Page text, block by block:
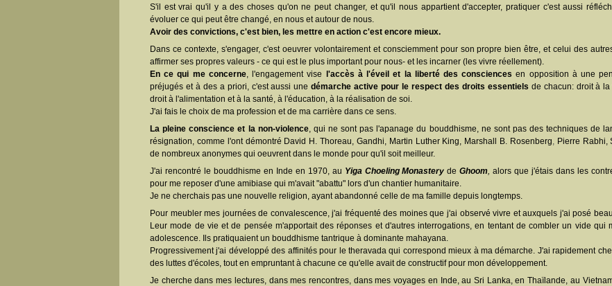
S'il est vrai qu'il y a des choses qu'on ne peut changer, et qu'il nous appartient d'accepter, pratiquer c'est aussi
évoluer ce qui peut être changé, en nous et autour de nous.
Avoir des convictions, c'est bien, les mettre en action c'est encore mieux.
Dans ce contexte, s'engager, c'est oeuvrer volontairement et consciemment pour son propre bien être, et celui des
affirmer ses propres valeurs - ce qui est le plus important pour nous- et les incarner (les vivre réellement).
En ce qui me concerne, l'engagement vise l'accès à l'éveil et la liberté des consciences en opposition à une
préjugés et à des a priori, c'est aussi unedémarche active pour le respect des droits essentiels de chacun: droit à
droit à l'alimentation et à la santé, à l'éducation, à la réalisation de soi.
J'ai fais le choix de ma profession et de ma carrière dans ce sens.
La pleine conscience et la non-violence, qui ne sont pas l'apanage du bouddhisme, ne sont pas des techniques de
résignation, comme l'ont démontré David H. Thoreau, Gandhi, Martin Luther King, Marshall B. Rosenberg,Pierre Rabhi,
de nombreux anonymes qui oeuvrent dans le monde pour qu'il soit meilleur.
J'ai rencontré le bouddhisme en Inde en 1970, au Yiga Choeling Monastery deGhoom, alors que j'étais dans les
pour me reposer d'une amibiase qui m'avait "abattu" lors d'un chantier humanitaire.
Je ne cherchais pas une nouvelle religion, ayant abandonné celle de ma famille depuis longtemps.
Pour meubler mes journées de convalescence, j'ai fréquenté des moines que j'ai observé vivre et auxquels j'ai posé
Leur mode de vie et de pensée m'apportait des réponses et d'autres interrogations, en tentant de combler un vide qui
adolescence. Ils pratiquaient un bouddhisme tantrique à dominante mahayana.
Progressivement j'ai développé des affinités pour le theravada qui correspond mieux à ma démarche. J'ai rapidement
des luttes d'écoles, tout en empruntant à chacune ce qu'elle avait de constructif pour mon développement.
Je cherche dans mes lectures, dans mes rencontres, dans mes voyages en Inde, au Sri Lanka, en Thaïlande, au